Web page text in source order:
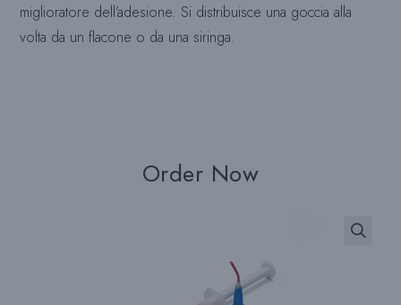
miglioratore dell’adesione. Si distribuisce una goccia alla
volta da un flacone o da una siringa.
Order Now